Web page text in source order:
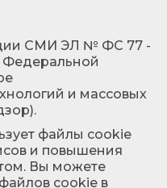
СМИ ЭЛ № ФС 77 -
Федеральной
и массовых
файлы cookie
и повышения
Вы можете
cookie в